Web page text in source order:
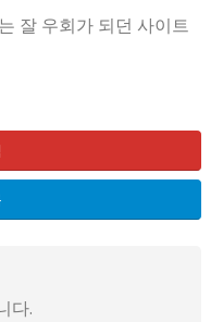
잘 우회가 되던 사이트
다.